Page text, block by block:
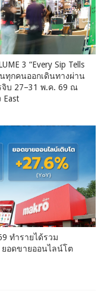
3 “Every Sip Tells
ทุกคนออกเดินทางผ่าน
จิบ 27–31 พ.ค. 69 ณ
East
ทำรายได้รวม
อดขายออนไลน์โต